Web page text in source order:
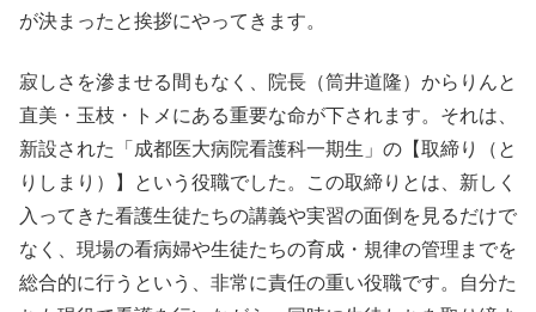
が決まったと挨拶にやってきます。
寂しさを滲ませる間もなく、院長（筒井道隆）からりんと
直美・玉枝・トメにある重要な命が下されます。それは、
新設された「成都医大病院看護科一期生」の【取締り（と
りしまり）】という役職でした 。この取締りとは、新しく
入ってきた看護生徒たちの講義や実習の面倒を見るだけで
なく、現場の看病婦や生徒たちの育成・規律の管理までを
総合的に行うという、非常に責任の重い役職です。自分た